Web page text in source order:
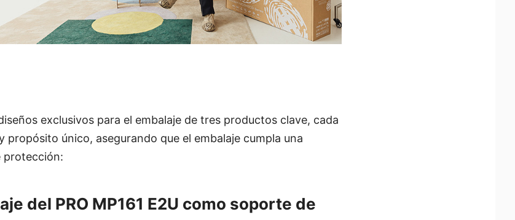
exclusivos para el embalaje de tres productos clave, cada
propósito único, asegurando que el embalaje cumpla una
protección:
del PRO MP161 E2U como soporte de